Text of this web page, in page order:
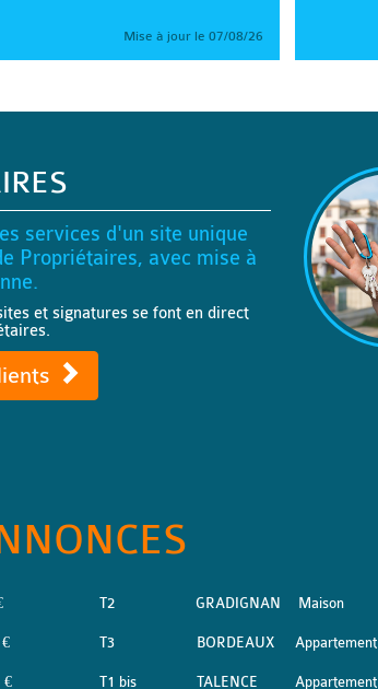
Mise à jour le 07/08/26
services d'un site unique
Propriétaires, avec mise à
et signatures se font en direct
€
T2 GRADIGNAN Maison
T3 BORDEAUX Appartement
T1 bis TALENCE Appartement